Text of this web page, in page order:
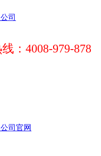
：4008-979-878